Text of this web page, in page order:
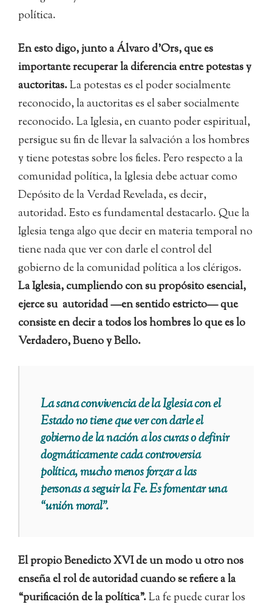
política.
En esto digo, junto a Álvaro d’Ors, que es
importante recuperar la diferencia entre potestas y
auctoritas.La potestas es el poder socialmente
reconocido, la auctoritas es el saber socialmente
reconocido. La Iglesia, en cuanto poder espiritual,
persigue su fin de llevar la salvación a los hombres
y tiene potestas sobre los fieles. Pero respecto a la
comunidad política, la Iglesia debe actuar como
Depósito de la Verdad Revelada, es decir,
autoridad. Esto es fundamental destacarlo. Que la
Iglesia tenga algo que decir en materia temporal no
tiene nada que ver con darle el control del
gobierno de la comunidad política a los clérigos.
La Iglesia, cumpliendo con su propósito esencial,
ejerce su autoridad —en sentido estricto— que
consiste en decir a todos los hombres lo que es lo
Verdadero, Bueno y Bello.
La sana convivencia de la Iglesia con el
Estado no tiene que ver con darle el
gobierno de la nación a los curas o definir
dogmáticamente cada controversia
política, mucho menos forzar a las
personas a seguir la Fe. Es fomentar una
“unión moral”.
El propio Benedicto XVI de un modo u otro nos
enseña el rol de autoridad cuando se refiere a la
“purificación de la política”.La fe puede curar los